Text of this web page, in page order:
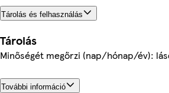
Tárolás és felhasználás
Tárolás
Minőségét megőrzi (nap/hónap/év):
További információ